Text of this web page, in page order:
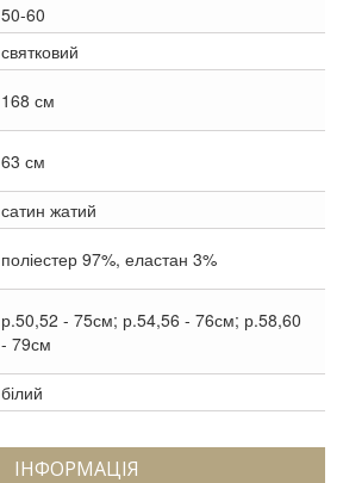
50-60
святковий
168 см
63 см
сатин жатий
поліестер 97%, еластан 3%
р.50,52 - 75см; р.54,56 - 76см; р.58,60
- 79см
білий
ІНФОРМАЦІЯ